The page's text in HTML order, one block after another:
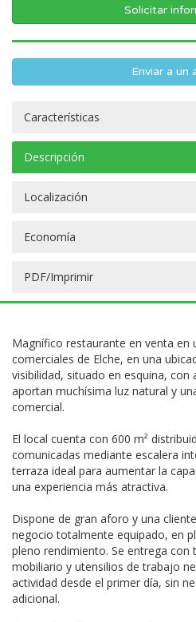
Enviar a un
Características
Descripción
Localización
Economía
PDF/Imprimir
Magnífico restaurante en venta en
comerciales de Elche, en una
visibilidad, situado en esquina, con
aportan muchísima luz natural y
comercial.
El local cuenta con 600 m²
comunicadas mediante escalera
terraza ideal para aumentar la
una experiencia más atractiva.
Dispone de gran aforo y una
negocio totalmente equipado, en
pleno rendimiento. Se entrega con
mobiliario y utensilios de trabajo
actividad desde el primer día, sin
adicional.